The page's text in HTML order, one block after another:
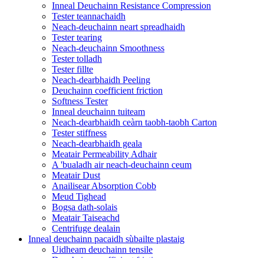
Inneal Deuchainn Resistance Compression
Tester teannachaidh
Neach-deuchainn neart spreadhaidh
Tester tearing
Neach-deuchainn Smoothness
Tester tolladh
Tester fillte
Neach-dearbhaidh Peeling
Deuchainn coefficient friction
Softness Tester
Inneal deuchainn tuiteam
Neach-dearbhaidh ceàrn taobh-taobh Carton
Tester stiffness
Neach-dearbhaidh geala
Meatair Permeability Adhair
A 'bualadh air neach-deuchainn ceum
Meatair Dust
Anailisear Absorption Cobb
Meud Tighead
Bogsa dath-solais
Meatair Taiseachd
Centrifuge dealain
Inneal deuchainn pacaidh sùbailte plastaig
Uidheam deuchainn tensile